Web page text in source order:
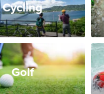
Cycling
Golf